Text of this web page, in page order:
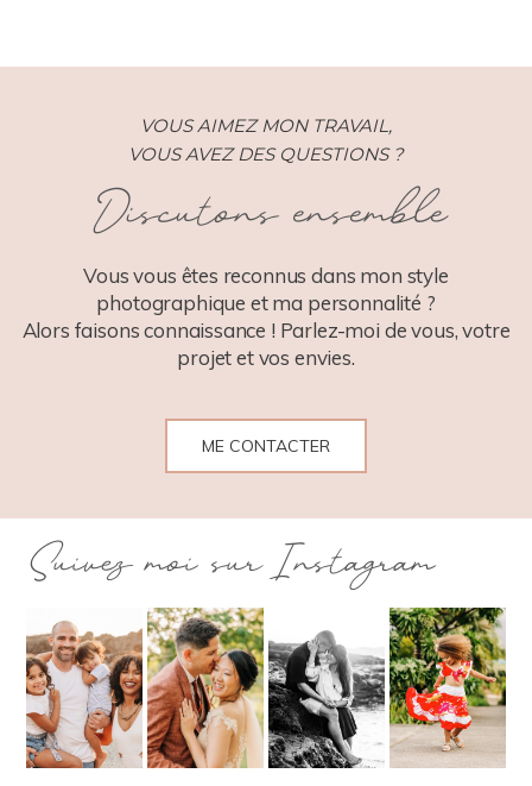
VOUS AIMEZ MON TRAVAIL,
VOUS AVEZ DES QUESTIONS ?
Discutons ensemble
Vous vous êtes reconnus dans mon style
photographique et ma personnalité ?
Alors faisons connaissance ! Parlez-moi de vous, votre
projet et vos envies.
ME CONTACTER
Suivez moi sur Instagram